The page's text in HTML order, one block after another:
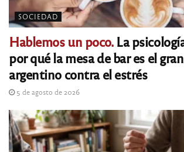
SOCIEDAD
Hablemos un poco.La
por qué la mesa de bar es el
argentino contra el estrés
5 de agosto de 2026